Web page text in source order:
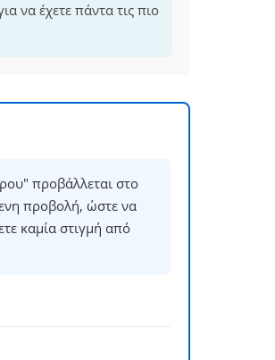
να έχετε πάντα τις πιο
προβάλλεται στο
προβολή, ώστε να
καμία στιγμή από